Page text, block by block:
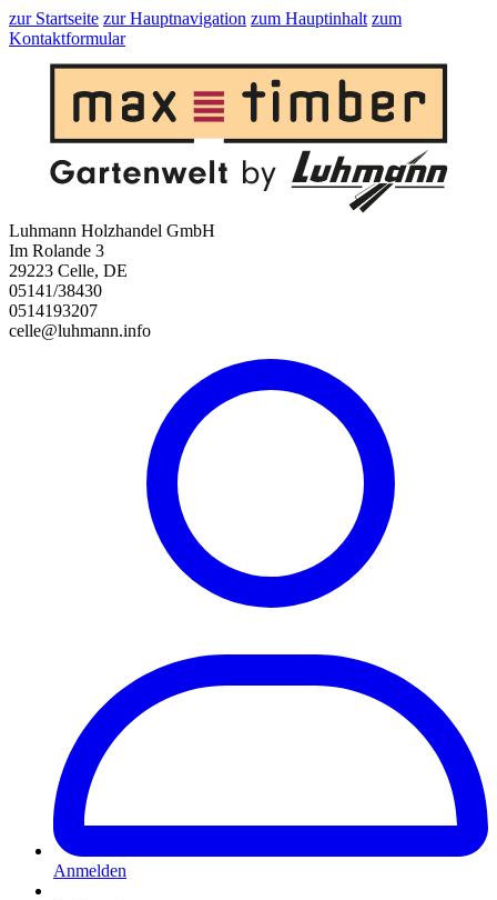
zur Startseite zur Hauptnavigation zum Hauptinhalt zum
Kontaktformular
Luhmann Holzhandel GmbH
Im Rolande 3
29223 Celle, DE
05141/38430
0514193207
celle@luhmann.info
Anmelden